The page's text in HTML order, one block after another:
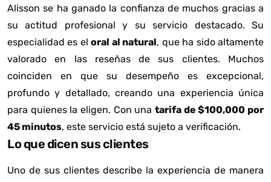
Alisson se ha ganado la confianza de muchos gracias a
su actitud profesional y su servicio destacado. Su
especialidad es eloral al natural, que ha sido altamente
valorado en las reseñas de sus clientes. Muchos
coinciden en que su desempeño es excepcional,
profundo y detallado, creando una experiencia única
para quienes la eligen. Con una tarifa de $100,000 por
45 minutos, este servicio está sujeto a verificación.
Lo que dicen sus clientes
Uno de sus clientes describe la experiencia de manera